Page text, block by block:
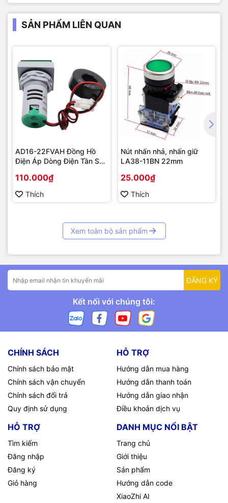
SẢN PHẨM LIÊN QUAN
AD16-22FVAH Đồng Hồ
Điện Áp Dòng Điện Tần Số
110.000₫
Thích
Nút nhấn nhả, nhấn giữ
LA38-11BN 22mm
25.000₫
Thích
Xem toàn bộ sản phẩm
ĐĂNG KÝ
Kết nối với chúng tôi:
CHÍNH SÁCH
Chính sách bảo mật
Chính sách vận chuyển
Chính sách đổi trả
Quy định sử dụng
HỖ TRỢ
Hướng dẫn mua hàng
Hướng dẫn thanh toán
Hướng dẫn giao nhận
Điều khoản dịch vụ
HỖ TRỢ
Tìm kiếm
Đăng nhập
Đăng ký
Giỏ hàng
DANH MỤC NỔI BẬT
Trang chủ
Giới thiệu
Sản phẩm
Hướng dẫn code
XiaoZhi AI